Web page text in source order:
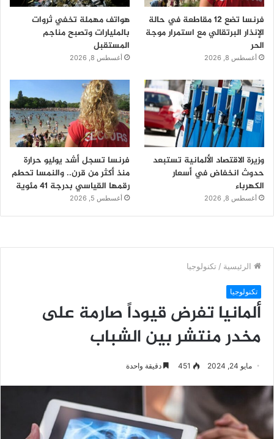
فرنسا تضع 12 مقاطعة في حالة
الإنذار البرتقالي مع استمرار موجة
الحر
أغسطس 8, 2026
هواتف مهملة تخفي ثروات
بالمليارات وتصبح مناجم
المستقبل
أغسطس 8, 2026
وزيرة الاقتصاد الألمانية تستبعد
حدوث انخفاض في أسعار
الكهرباء
أغسطس 8, 2026
فرنسا تسجل أشد يوليو حرارة
منذ أكثر من قرن.. والنمسا تحطم
رقمها القياسي بدرجة 41 مئوية
أغسطس 5, 2026